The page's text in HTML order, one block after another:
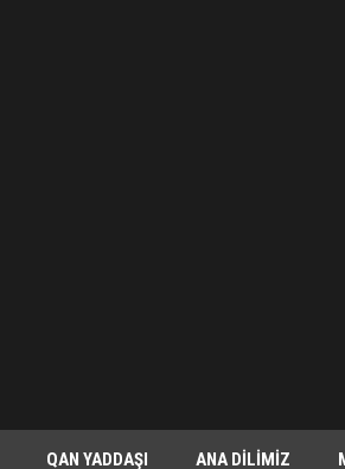
QAN YADDAŞI ANA DILIMIZ